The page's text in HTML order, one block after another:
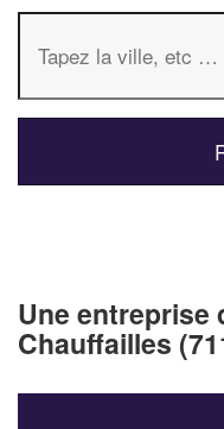
Une entreprise
Chauffailles
✕
vos